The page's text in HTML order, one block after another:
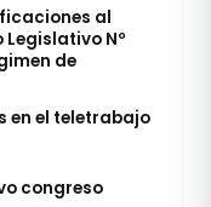
al
Legislativo Nº
de
en el teletrabajo
congreso